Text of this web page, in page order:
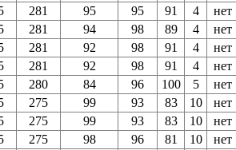
281 95 95 91 4
нет
281 94 98 89 4
нет
281 92 98 91 4
нет
281 92 98 91 4
нет
280 84 96 100 5
нет
275 99 93 83 10
нет
275 99 93 83 10
нет
275 98 96 81 10
нет